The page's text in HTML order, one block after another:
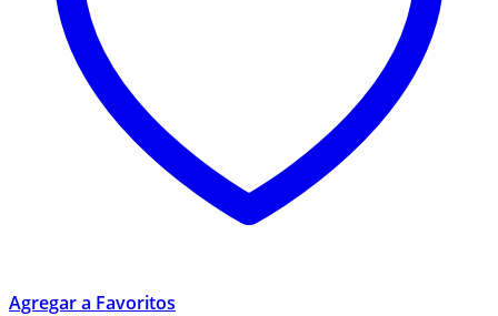
Agregar a Favoritos